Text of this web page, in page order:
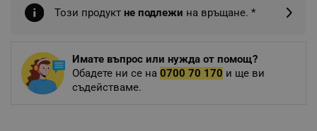
Този продукт не подлежи на връщане. *
Имате въпрос или нужда от помощ?
Обадете ни се на 0700 70 170 и ще ви
съдействаме.